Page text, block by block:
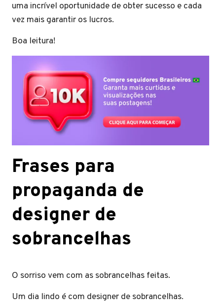
uma incrível oportunidade de obter sucesso e cada
vez mais garantir os lucros.
Boa leitura!
Frases para
propaganda de
designer de
sobrancelhas
O sorriso vem com as sobrancelhas feitas.
Um dia lindo é com designer de sobrancelhas.